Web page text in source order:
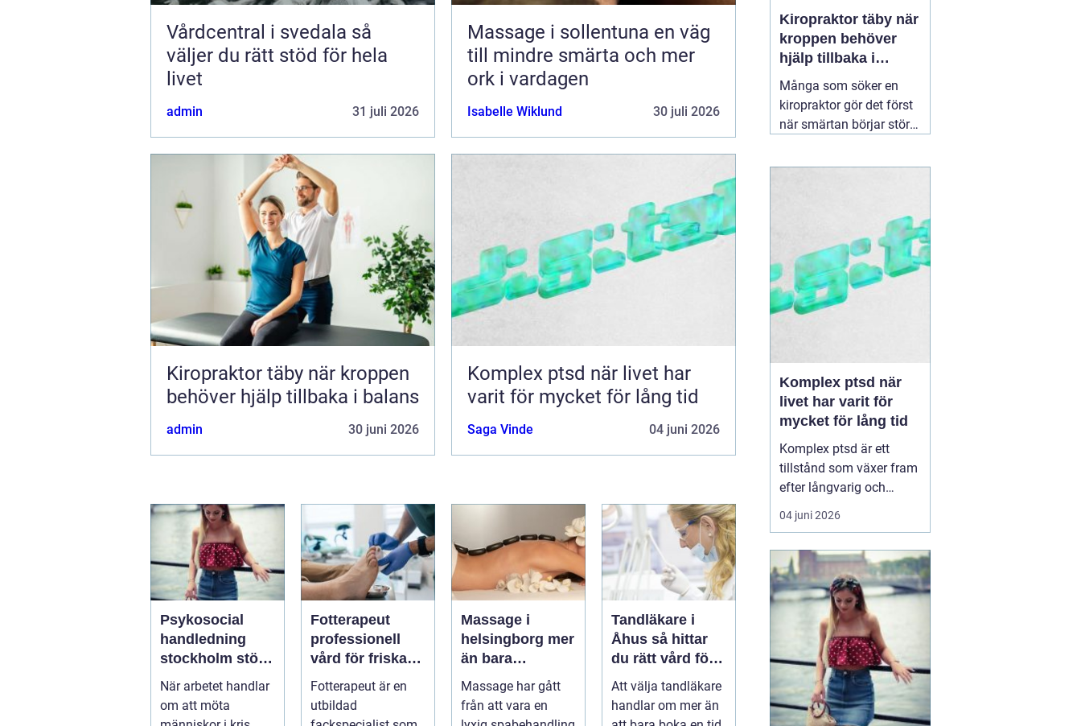
Vårdcentral i svedala så
väljer du rätt stöd för hela
livet
admin 31 juli 2026
Massage i sollentuna en väg
till mindre smärta och mer
ork i vardagen
Isabelle Wiklund 30 juli 2026
Kiropraktor täby när kroppen
behöver hjälp tillbaka i balans
admin 30 juni 2026
Komplex ptsd när livet har
varit för mycket för lång tid
Saga Vinde 04 juni 2026
Psykosocial
handledning
stockholm stöd
för hållbart
arbete med
människor
När arbetet handlar
om att möta
Fotterapeut
professionell
vård för friska
och starkare
fötter
Fotterapeut är en
utbildad
Massage i
helsingborg mer
än bara
avkoppling
Massage har gått
från att vara en
Tandläkare i
Åhus så hittar
du rätt vård för
dina tänder
Att välja tandläkare
handlar om mer än
Kiropraktor täby när
kroppen behöver
hjälp tillbaka i
balans
Många som söker en
kiropraktor gör det först
när smärtan börjar störa
Ryggont, stel nacke eller
som att jobba, sova eller
träna betydligt svårare.
För den som letar efter
en 30 juni 2026
Komplex ptsd när
livet har varit för
mycket för lång tid
Komplex ptsd är ett
tillstånd som växer fram
efter långvarig och
upprepad utsatthet, ofta
i relationer som skulle
känner sig förvirrade,
skamsna eller svaga när
kropp och psyke
reagerar starkare än vad
situationen verkar
motivera. ...
04 juni 2026